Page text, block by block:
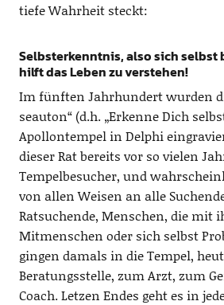
tiefe Wahrheit steckt:
Selbsterkenntnis, also sich selbst
hilft das Leben zu verstehen!
Im fünften Jahrhundert wurden
seauton“ (d.h. „Erkenne Dich
Apollontempel in Delphi
dieser Rat bereits vor so vielen
Tempelbesucher, und
von allen Weisen an alle
Ratsuchende, Menschen, die mit
Mitmenschen oder sich selbst
gingen damals in die Tempel,
Beratungsstelle, zum Arzt, zum
Coach. Letzen Endes geht es in